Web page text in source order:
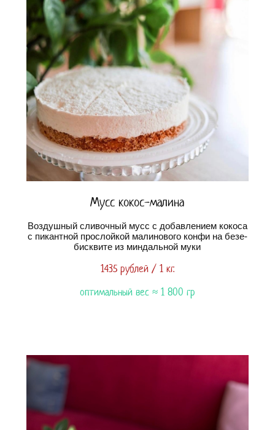
Мусс кокос-малина
Воздушный сливочный мусс с добавлением кокоса
с пикантной прослойкой малинового конфи на безе-
бисквите из миндальной муки
1435 рублей / 1 кг.
оптимальный вес ≈ 1 800 гр